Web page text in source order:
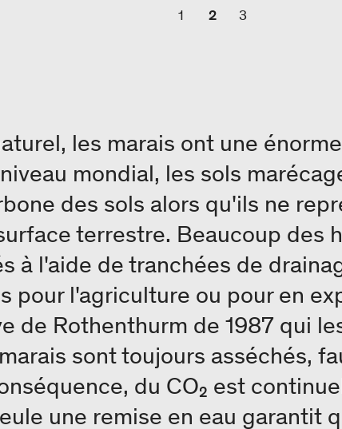
1 2 3
les marais ont une
mondial, les sols
des sols alors qu'ils ne
terrestre. Beaucoup des
à l'aide de tranchées de
pour l'agriculture ou pour en
de Rothenthurm de 1987 qui
sont toujours asséchés,
du CO₂ est
une remise en eau garantit